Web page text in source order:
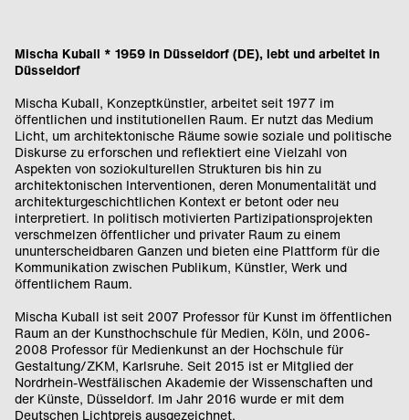
Mischa Kuball * 1959 in Düsseldorf (DE), lebt und arbeitet in
Düsseldorf
Mischa Kuball, Konzeptkünstler, arbeitet seit 1977 im
öffentlichen und institutionellen Raum. Er nutzt das Medium
Licht, um architektonische Räume sowie soziale und politische
Diskurse zu erforschen und reflektiert eine Vielzahl von
Aspekten von soziokulturellen Strukturen bis hin zu
architektonischen Interventionen, deren Monumentalität und
architekturgeschichtlichen Kontext er betont oder neu
interpretiert. In politisch motivierten Partizipationsprojekten
verschmelzen öffentlicher und privater Raum zu einem
ununterscheidbaren Ganzen und bieten eine Plattform für die
Kommunikation zwischen Publikum, Künstler, Werk und
öffentlichem Raum.
Mischa Kuball ist seit 2007 Professor für Kunst im öffentlichen
Raum an der Kunsthochschule für Medien, Köln, und 2006-
2008 Professor für Medienkunst an der Hochschule für
Gestaltung/ZKM, Karlsruhe. Seit 2015 ist er Mitglied der
Nordrhein-Westfälischen Akademie der Wissenschaften und
der Künste, Düsseldorf. Im Jahr 2016 wurde er mit dem
Deutschen Lichtpreis ausgezeichnet.